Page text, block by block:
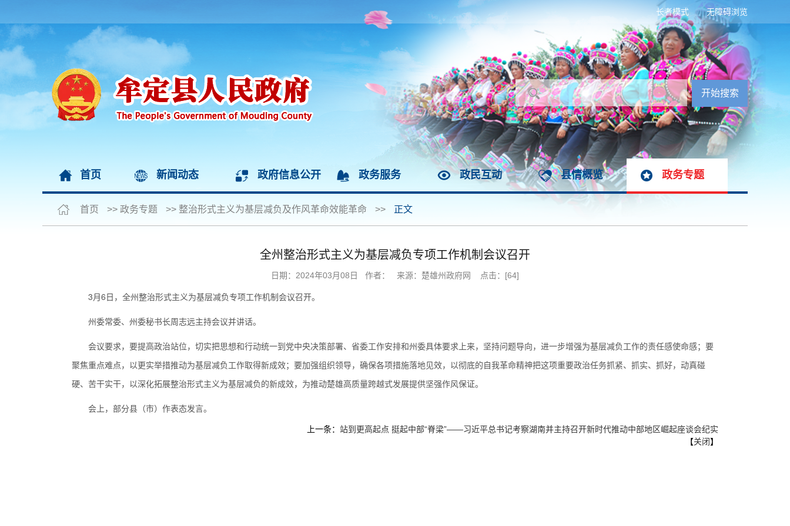
无障碍浏览
长者模式
首页 新闻动态 政府信息公开 政务服务 政民互动 县情概览 政务专题
首页 >> 政务专题 >> 整治形式主义为基层减负及作风革命效能革命 >> 正文
全州整治形式主义为基层减负专项工作机制会议召开
日期：2024年03月08日 作者： 来源：楚雄州政府网 点击：[64]
3月6日，全州整治形式主义为基层减负专项工作机制会议召开。
州委常委、州委秘书长周志远主持会议并讲话。
会议要求，要提高政治站位，切实把思想和行动统一到党中央决策部署、省委工作安排和州委具体要求上来，坚持问题导向，进一步增强为基层减负工作的责任感使命感；要
聚焦重点难点，以更实举措推动为基层减负工作取得新成效；要加强组织领导，确保各项措施落地见效，以彻底的自我革命精神把这项重要政治任务抓紧、抓实、抓好，动真碰
硬、苦干实干，以深化拓展整治形式主义为基层减负的新成效，为推动楚雄高质量跨越式发展提供坚强作风保证。
会上，部分县（市）作表态发言。
上一条： 站到更高起点 挺起中部“脊梁”——习近平总书记考察湖南并主持召开新时代推动中部地区崛起座谈会纪实
【关闭】